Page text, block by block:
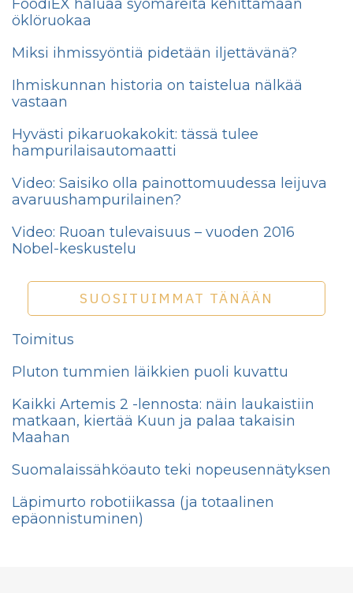
FoodiEX haluaa syömäreitä kehittämään
öklöruokaa
Miksi ihmissyöntiä pidetään iljettävänä?
Ihmiskunnan historia on taistelua nälkää
vastaan
Hyvästi pikaruokakokit: tässä tulee
hampurilaisautomaatti
Video: Saisiko olla painottomuudessa leijuva
avaruushampurilainen?
Video: Ruoan tulevaisuus – vuoden 2016
Nobel-keskustelu
SUOSITUIMMAT TÄNÄÄN
Toimitus
Pluton tummien läikkien puoli kuvattu
Kaikki Artemis 2 -lennosta: näin laukaistiin
matkaan, kiertää Kuun ja palaa takaisin
Maahan
Suomalaissähköauto teki nopeusennätyksen
Läpimurto robotiikassa (ja totaalinen
epäonnistuminen)